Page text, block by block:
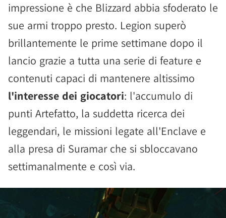
impressione è che Blizzard abbia sfoderato le
sue armi troppo presto. Legion superò
brillantemente le prime settimane dopo il
lancio grazie a tutta una serie di feature e
contenuti capaci di mantenere altissimo
l'interesse dei giocatori: l'accumulo di
punti Artefatto, la suddetta ricerca dei
leggendari, le missioni legate all'Enclave e
alla presa di Suramar che si sbloccavano
settimanalmente e così via.